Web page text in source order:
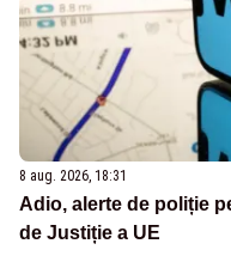
8 aug. 2026, 18:31
Adio, alerte de poliție
de Justiție a UE